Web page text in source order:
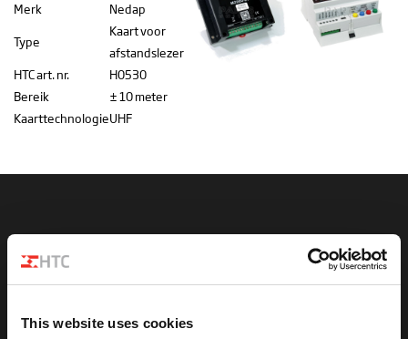
This website uses cookies
Merk
Nedap
Type
Kaart voor
afstandslezer
HTC art. nr.
H0530
Bereik
± 10 meter
KaarttechnologieUHF
Hulp nodig met uw handzender?
werkdagen contact met u op